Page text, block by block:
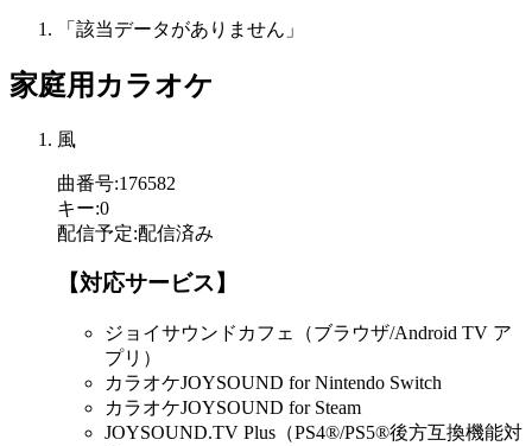
「該当データがありません」
家庭用カラオケ
風
曲番号:176582
キー:0
配信予定:配信済み
【対応サービス】
ジョイサウンドカフェ（ブラウザ/Android TV ア
プリ）
カラオケJOYSOUND for Nintendo Switch
カラオケJOYSOUND for Steam
JOYSOUND.TV Plus（PS4®/PS5®後方互換機能対